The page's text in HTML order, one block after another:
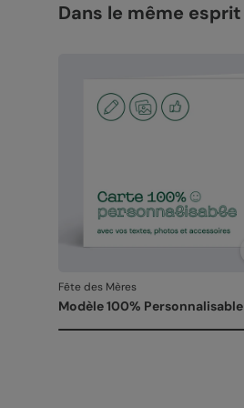
Dans le même esprit
Fête des Mères
Modèle 100% Personnalisable